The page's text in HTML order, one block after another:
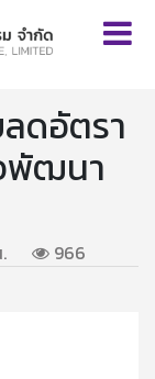
ดอัตรา
พัฒนา
966